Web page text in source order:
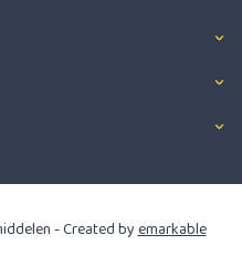
- Created byemarkable